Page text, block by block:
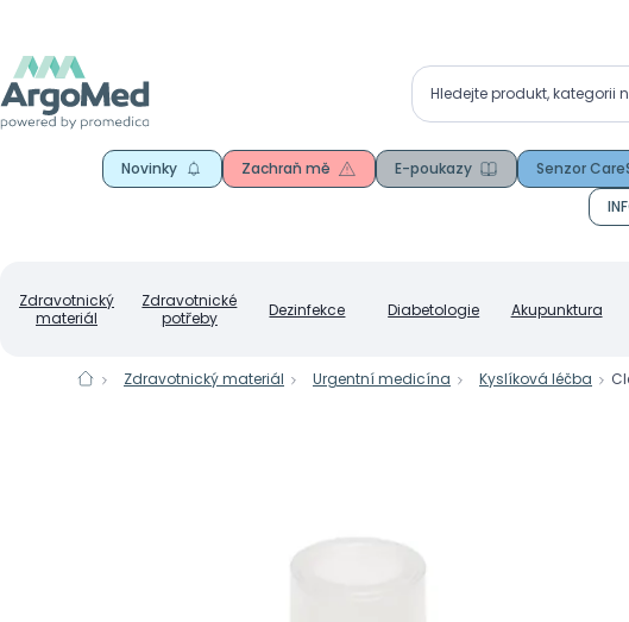
Zdravotnický
materiál
Zdravotnické
potřeby
Dezinfekce Diabetologie Akupunktura
Novinky Zachraň mě E-poukazy Senzor
Zdravotnický materiál Urgentní medicína Kyslíková léčba